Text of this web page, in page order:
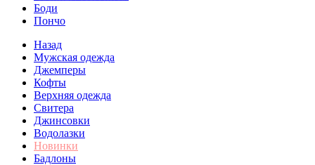
Боди
Пончо
Назад
Мужская одежда
Джемперы
Кофты
Верхняя одежда
Свитера
Джинсовки
Водолазки
Новинки
Бадлоны